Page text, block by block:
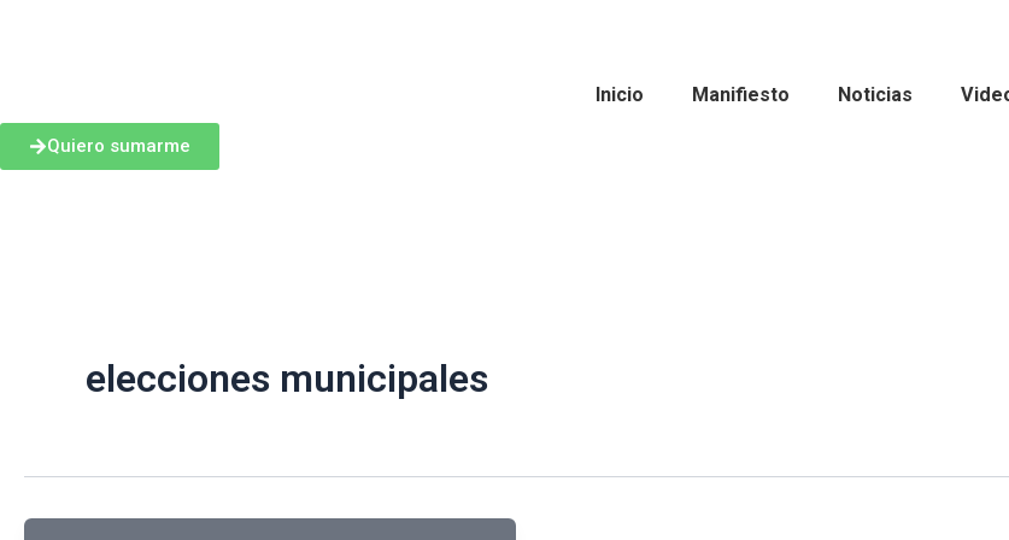
Inicio Manifiesto Noticias
Quiero sumarme
elecciones municipales